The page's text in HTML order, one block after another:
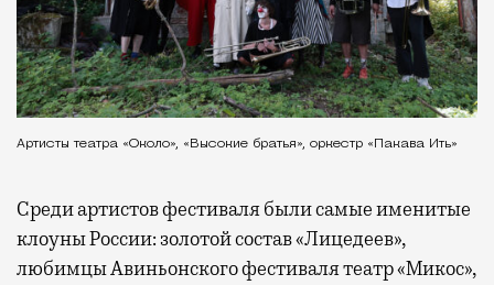
Артисты театра «Около», «Высокие братья», оркестр «Пакава Ить»
Среди артистов фестиваля были самые именитые
клоуны России: золотой состав «Лицедеев»,
любимцы Авиньонского фестиваля театр «Микос»,